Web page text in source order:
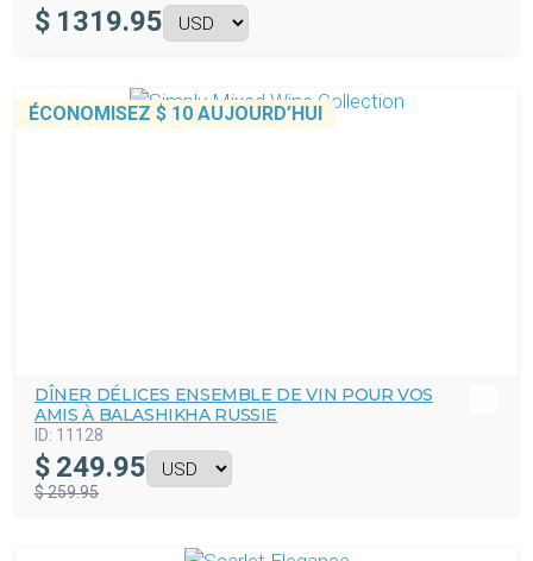
$ 1319.95
ÉCONOMISEZ $ 10 AUJOURD’HUI
DÎNER DÉLICES ENSEMBLE DE VIN POUR VOS
AMIS À BALASHIKHA RUSSIE
ID: 11128
$ 249.95
$ 259.95